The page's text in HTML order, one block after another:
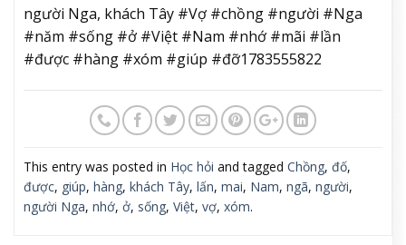
người Nga, khách Tây #Vợ #chồng #người #Nga
#năm #sống #ở #Việt #Nam #nhớ #mãi #lần
#được #hàng #xóm #giúp #đỡ1783555822
This entry was posted in Học hỏi and tagged Chồng, đố,
được, giúp, hàng, khách Tây, lấn, mai, Nam, ngã, người,
người Nga, nhớ, ở, sống, Việt, vợ, xóm.